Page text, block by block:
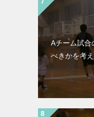
Aチーム試合
べきかを考